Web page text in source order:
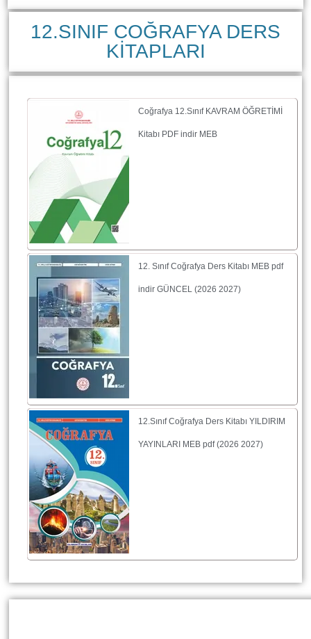
12.SINIF COĞRAFYA DERS
KİTAPLARI
Coğrafya 12.Sınıf KAVRAM ÖĞRETİMİ
Kitabı PDF indir MEB
12. Sınıf Coğrafya Ders Kitabı MEB pdf
indir GÜNCEL (2026 2027)
12.Sınıf Coğrafya Ders Kitabı YILDIRIM
YAYINLARI MEB pdf (2026 2027)